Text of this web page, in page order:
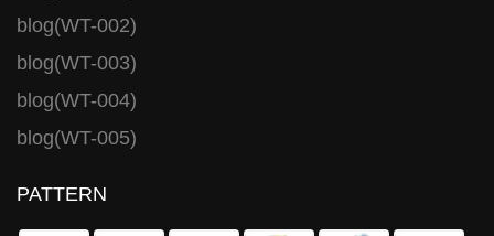
blog(WT-002)
blog(WT-003)
blog(WT-004)
blog(WT-005)
PATTERN